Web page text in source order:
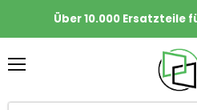
Über 10.000 Ersatzteile